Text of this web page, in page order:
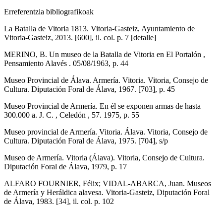
Erreferentzia bibliografikoak
La Batalla de Vitoria 1813. Vitoria-Gasteiz, Ayuntamiento de
Vitoria-Gasteiz, 2013. [600], il. col. p. 7 [detalle]
MERINO, B. Un museo de la Batalla de Vitoria en El Portalón ,
Pensamiento Alavés . 05/08/1963, p. 44
Museo Provincial de Álava. Armería. Vitoria. Vitoria, Consejo de
Cultura. Diputación Foral de Álava, 1967. [703], p. 45
Museo Provincial de Armería. En él se exponen armas de hasta
300.000 a. J. C. , Celedón , 57. 1975, p. 55
Museo provincial de Armería. Vitoria. Álava. Vitoria, Consejo de
Cultura. Diputación Foral de Álava, 1975. [704], s/p
Museo de Armería. Vitoria (Álava). Vitoria, Consejo de Cultura.
Diputación Foral de Álava, 1979, p. 17
ALFARO FOURNIER, Félix; VIDAL-ABARCA, Juan. Museos
de Armería y Heráldica alavesa. Vitoria-Gasteiz, Diputación Foral
de Álava, 1983. [34], il. col. p. 102